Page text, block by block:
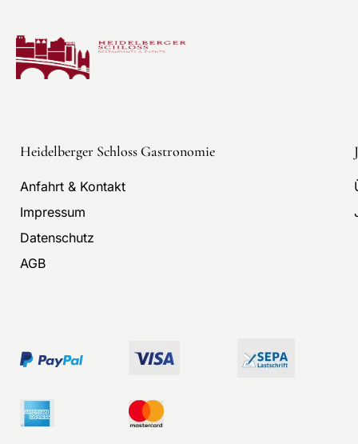
Heidelberger Schloss Gastronomie
Anfahrt & Kontakt
Impressum
Datenschutz
AGB